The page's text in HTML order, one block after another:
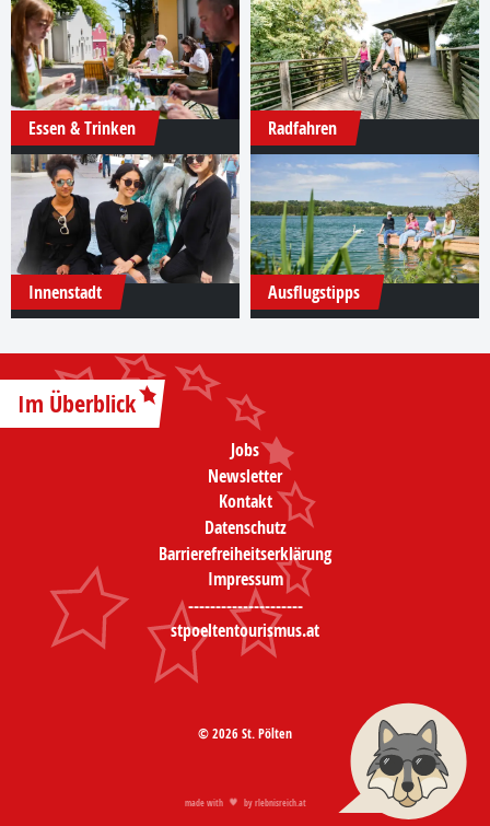
Essen & Trinken Radfahren
Innenstadt Ausflugstipps
Im Überblick
Jobs
Newsletter
Kontakt
Datenschutz
Barrierefreiheitserklärung
Impressum
---------------------
stpoeltentourismus.at
© 2026 St. Pölten
made with by rlebnisreich.at